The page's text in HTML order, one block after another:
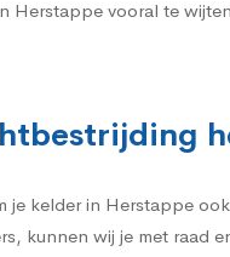
Herstappe vooral te
kelder in Herstappe
kunnen wij je met raad